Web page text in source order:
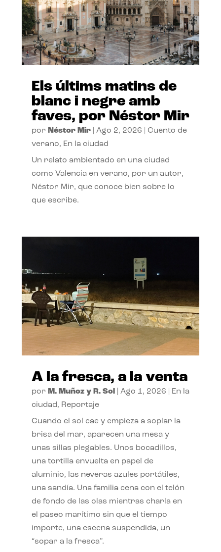
Els últims matins de
blanc i negre amb
faves, por Néstor Mir
por Néstor Mir| Ago 2, 2026
Cuento de
verano, En la ciudad
Un relato ambientado en una ciudad
como Valencia en verano, por un autor,
Néstor Mir, que conoce bien sobre lo
que escribe.
A la fresca, a la venta
por M. Muñoz y R. Sol| Ago 1, 2026
En la
ciudad, Reportaje
Cuando el sol cae y empieza a soplar la
brisa del mar, aparecen una mesa y
unas sillas plegables. Unos bocadillos,
una tortilla envuelta en papel de
aluminio, las neveras azules portátiles,
una sandía. Una familia cena con el telón
de fondo de las olas mientras charla en
el paseo marítimo sin que el tiempo
importe, una escena suspendida, un
“sopar a la fresca”.